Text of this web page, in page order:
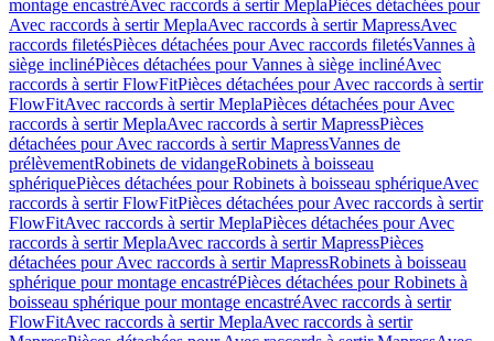
montage encastréAvec raccords à sertir MeplaPièces détachées pour
Avec raccords à sertir MeplaAvec raccords à sertir MapressAvec
raccords filetésPièces détachées pour Avec raccords filetésVannes à
siège inclinéPièces détachées pour Vannes à siège inclinéAvec
raccords à sertir FlowFitPièces détachées pour Avec raccords à sertir
FlowFitAvec raccords à sertir MeplaPièces détachées pour Avec
raccords à sertir MeplaAvec raccords à sertir MapressPièces
détachées pour Avec raccords à sertir MapressVannes de
prélèvementRobinets de vidangeRobinets à boisseau
sphériquePièces détachées pour Robinets à boisseau sphériqueAvec
raccords à sertir FlowFitPièces détachées pour Avec raccords à sertir
FlowFitAvec raccords à sertir MeplaPièces détachées pour Avec
raccords à sertir MeplaAvec raccords à sertir MapressPièces
détachées pour Avec raccords à sertir MapressRobinets à boisseau
sphérique pour montage encastréPièces détachées pour Robinets à
boisseau sphérique pour montage encastréAvec raccords à sertir
FlowFitAvec raccords à sertir MeplaAvec raccords à sertir